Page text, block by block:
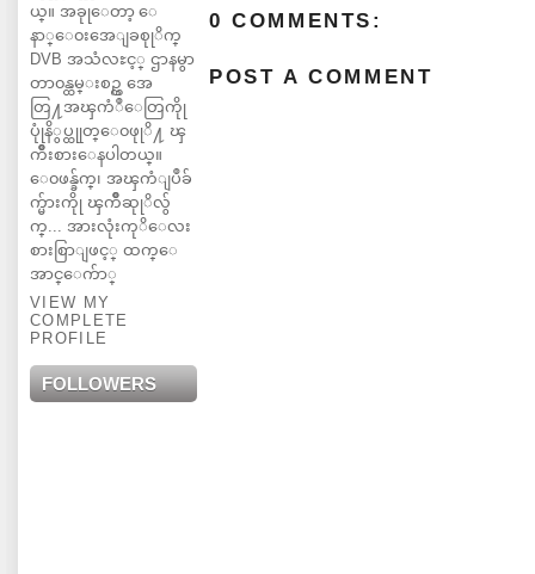
ယ္။ အခုုေတာ့ ေ
နာ္ေ၀းအေျခစုုိက္
DVB အသံလႊင့္ ဌာနမွာ
တာ၀န္ထမ္းစဥ္က အေ
တြ႔အၾကံဳေတြကိုု
ပုုံနိွပ္ထုုတ္ေ၀ဖုုိ႔ ၾ
ကိဳးစားေနပါတယ္။
ေ၀ဖန္ခ်က္၊ အၾကံျပဳခ်
က္မ်ားကိုု ၾကိဳဆုုိလ်ွ
က္... အားလုံးကုိေလး
စားစြာျဖင့္ ထက္ေ
အာင္ေက်ာ္
VIEW MY
COMPLETE
PROFILE
FOLLOWERS
0 COMMENTS:
POST A COMMENT